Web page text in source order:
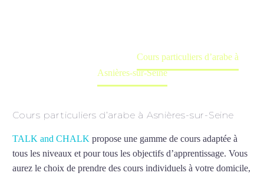
Cours particuliers d’arabe à
Asnières-sur-Seine
Cours particuliers d’arabe à Asnières-sur-Seine
TALK and CHALK propose une gamme de cours adaptée à
tous les niveaux et pour tous les objectifs d’apprentissage. Vous
aurez le choix de prendre des cours individuels à votre domicile,